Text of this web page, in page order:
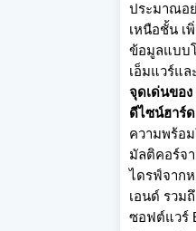
ประมาณอ
เหนือชั้น เ
ข้อมูลแบบ
เอ็มแวร์แล
จุดเด่นของ
ดีไซน์ฮาร์
ความพร้อ
มัลติคอร์จ
ไดรฟ์จาก
เอนด์ รวม
ซอฟต์แวร์